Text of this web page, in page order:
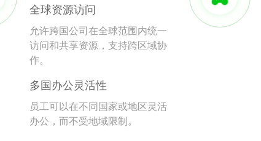
全球资源访问
允许跨国公司在全球范围内统一
访问和共享资源，支持跨区域协
作。
多国办公灵活性
员工可以在不同国家或地区灵活
办公，而不受地域限制。